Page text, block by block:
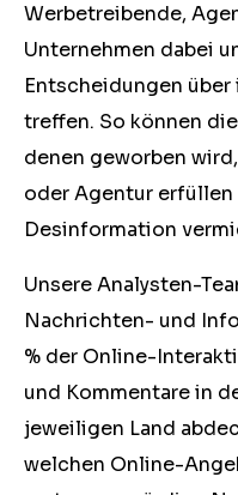
Werbetreibende,
Unternehmen dabei
Entscheidungen
treffen. So können
denen geworben
oder Agentur
Desinformation
Unsere Analysten-
Nachrichten- und
% der Online-
und Kommentare in
jeweiligen Land
welchen Online-